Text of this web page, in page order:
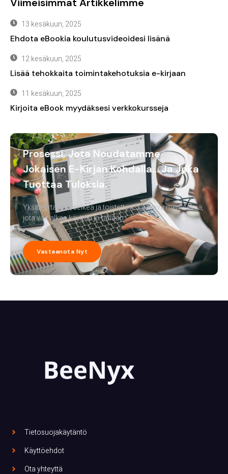
13 kesäkuun, 2025
Ehdota eBookia koulutusvideoidesi lisänä
12 kesäkuun, 2025
Lisää tehokkaita toimintakehotuksia e-kirjaan
11 kesäkuun, 2025
Kirjoita eBook myydäksesi verkkokursseja
Prosessi, Jota Noudatamme
Jokaisen E-Kirjan Kohdalla… Ja Joka
Tuottaa Tuloksia.
Yksinkertainen, selkeä ja toistettavissa oleva menetelmä,
jota voit alkaa käyttää jo tänään.
Vastaanota Nyt
Tietosuojakäytäntö
Käyttöehdot
Ota yhteyttä